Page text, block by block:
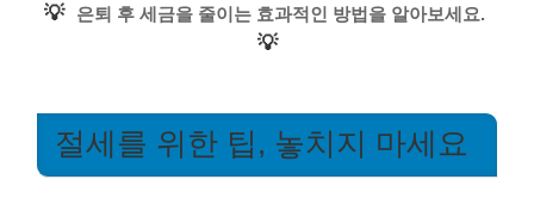
💡 은퇴 후 세금을 줄이는 효과적인 방법을 알아보세요.
💡
절세를 위한 팁, 놓치지 마세요